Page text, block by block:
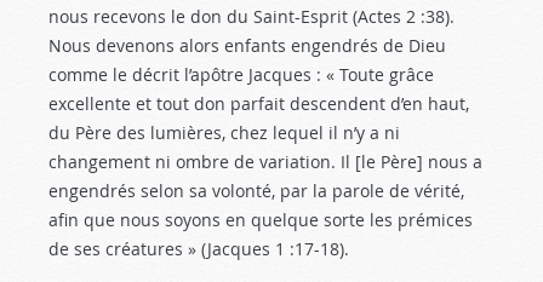
nous recevons le don du Saint-Esprit (Actes 2 :38).
Nous devenons alors enfants engendrés de Dieu
comme le décrit l’apôtre Jacques : « Toute grâce
excellente et tout don parfait descendent d’en haut,
du Père des lumières, chez lequel il n’y a ni
changement ni ombre de variation. Il [le Père] nous a
engendrés selon sa volonté, par la parole de vérité,
afin que nous soyons en quelque sorte les prémices
de ses créatures » (Jacques 1 :17-18).